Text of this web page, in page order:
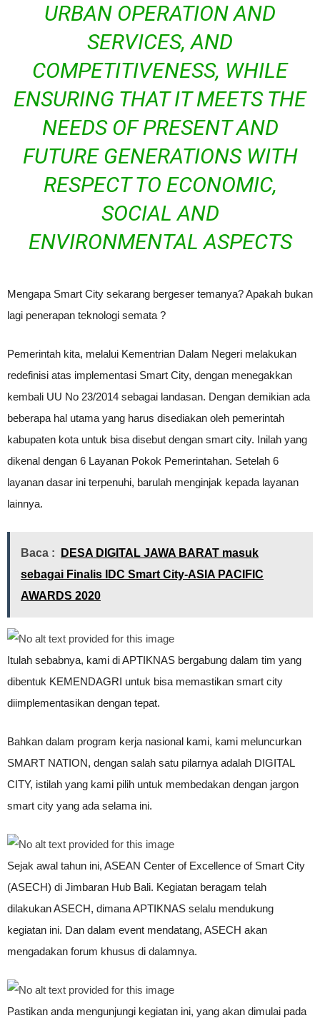
URBAN OPERATION AND
SERVICES, AND
COMPETITIVENESS, WHILE
ENSURING THAT IT MEETS THE
NEEDS OF PRESENT AND
FUTURE GENERATIONS WITH
RESPECT TO ECONOMIC,
SOCIAL AND
ENVIRONMENTAL ASPECTS
Mengapa Smart City sekarang bergeser temanya? Apakah bukan
lagi penerapan teknologi semata ?
Pemerintah kita, melalui Kementrian Dalam Negeri melakukan
redefinisi atas implementasi Smart City, dengan menegakkan
kembali UU No 23/2014 sebagai landasan. Dengan demikian ada
beberapa hal utama yang harus disediakan oleh pemerintah
kabupaten kota untuk bisa disebut dengan smart city. Inilah yang
dikenal dengan 6 Layanan Pokok Pemerintahan. Setelah 6
layanan dasar ini terpenuhi, barulah menginjak kepada layanan
lainnya.
Baca :
DESA DIGITAL JAWA BARAT masuk
sebagai Finalis IDC Smart City-ASIA PACIFIC
AWARDS 2020
Itulah sebabnya, kami di APTIKNAS bergabung dalam tim yang
dibentuk KEMENDAGRI untuk bisa memastikan smart city
diimplementasikan dengan tepat.
Bahkan dalam program kerja nasional kami, kami meluncurkan
SMART NATION, dengan salah satu pilarnya adalah DIGITAL
CITY, istilah yang kami pilih untuk membedakan dengan jargon
smart city yang ada selama ini.
Sejak awal tahun ini, ASEAN Center of Excellence of Smart City
(ASECH) di Jimbaran Hub Bali. Kegiatan beragam telah
dilakukan ASECH, dimana APTIKNAS selalu mendukung
kegiatan ini. Dan dalam event mendatang, ASECH akan
mengadakan forum khusus di dalamnya.
Pastikan anda mengunjungi kegiatan ini, yang akan dimulai pada